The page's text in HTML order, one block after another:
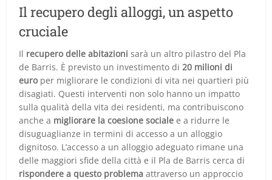
Il recupero degli alloggi, un aspetto
cruciale
Il recupero delle abitazioni sarà un altro pilastro del Pla
de Barris. È previsto un investimento di20 milioni di
europer migliorare le condizioni di vita nei quartieri più
disagiati. Questi interventi non solo hanno un impatto
sulla qualità della vita dei residenti, ma contribuiscono
anche a migliorare la coesione sociale e a ridurre le
disuguaglianze in termini di accesso a un alloggio
dignitoso. L’accesso a un alloggio adeguato rimane una
delle maggiori sfide della città e il Pla de Barris cerca di
rispondere a questo problema attraverso un approccio